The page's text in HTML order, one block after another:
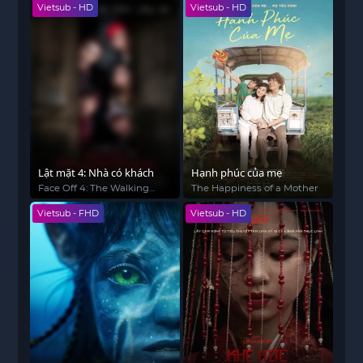
Vietsub - HD
Lật mặt 4: Nhà có khách
Face Off 4: The Walking
Guests
Vietsub - HD
Hạnh phúc của mẹ
The Happiness of a Mother
Vietsub - FHD Vietsub - HD